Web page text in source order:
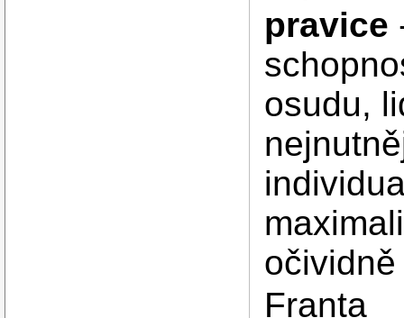
pravice
osudu,
Franta